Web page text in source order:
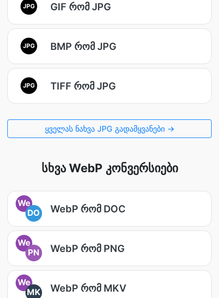
JPG GIF რომ JPG
JPG BMP რომ JPG
JPG TIFF რომ JPG
ყველას ნახვა JPG გადამყვანები →
სხვა WebP კონვერსიები
We
DO
WebP რომ DOC
We
PN
WebP რომ PNG
We
MK
WebP რომ MKV